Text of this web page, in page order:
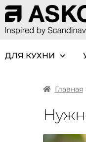
ДЛЯ КУХНИ
Главная